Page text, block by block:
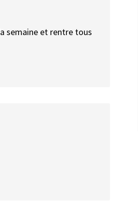
semaine et rentre tous